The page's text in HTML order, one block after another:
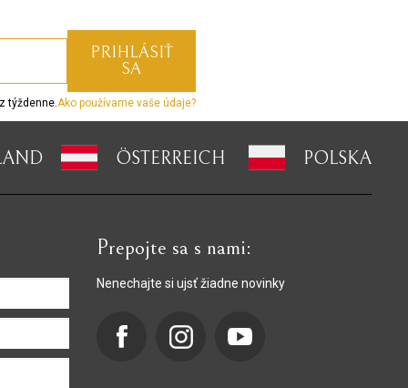
týždenne.Ako používame vaše údaje?
ÖSTERREICH POLSKA
Prepojte sa s nami:
Nenechajte si ujsť žiadne novinky